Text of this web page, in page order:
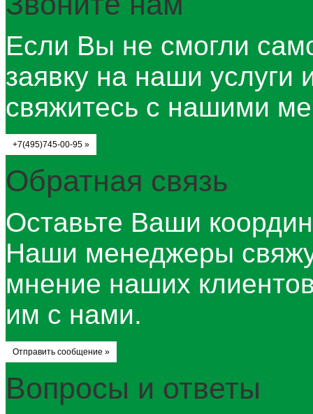
Если Вы не смогли
заявку на наши услуги
свяжитесь с нашими
+7(495)745-00-95 »
Обратная связь
Оставьте Ваши
Наши менеджеры
мнение наших
им с нами.
Отправить сообщение »
Вопросы и ответы